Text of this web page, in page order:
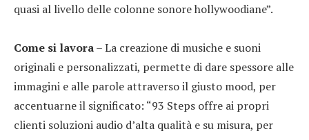
quasi al livello delle colonne sonore hollywoodiane”.
Come si lavora– La creazione di musiche e suoni
originali e personalizzati, permette di dare spessore alle
immagini e alle parole attraverso il giusto mood, per
accentuarne il significato: “93 Steps offre ai propri
clienti soluzioni audio d’alta qualità e su misura, per